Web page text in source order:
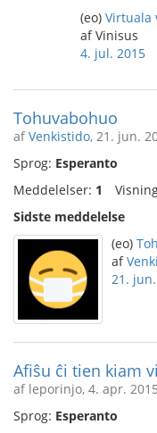
(eo) Virtuala
af Vinisus
4. jul. 2015
Tohuvabohuo
afVenkistido, 21. jun.
Sprog: Esperanto
Meddelelser: 1
Sidste meddelelse
(eo)
af
21.
Afiŝu ĉi tien kiam
af leporinjo, 4. apr. 2015
Sprog: Esperanto